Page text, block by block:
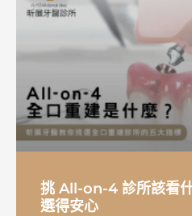
挑 All-on-4 診所該看
選得安心